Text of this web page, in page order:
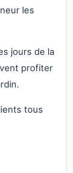
les
jours de la
profiter
tous